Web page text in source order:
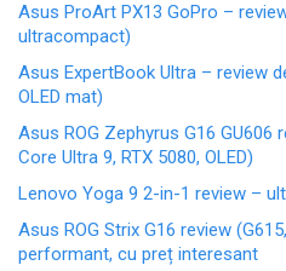
Asus ProArt PX13 GoPro –
ultracompact)
Asus ExpertBook Ultra – review
OLED mat)
Asus ROG Zephyrus G16 GU606
Core Ultra 9, RTX 5080, OLED)
Lenovo Yoga 9 2-in-1 review –
Asus ROG Strix G16 review
performant, cu preț interesant